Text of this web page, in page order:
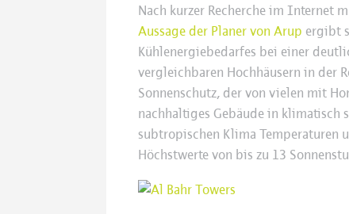
Nach kurzer Recherche im Internet
Aussage der Planer von Arup ergibt
Kühlenergiebedarfes bei einer
vergleichbaren Hochhäusern in der
Sonnenschutz, der von vielen mit
nachhaltiges Gebäude in
subtropischen Klima Temperaturen
Höchstwerte von bis zu 13